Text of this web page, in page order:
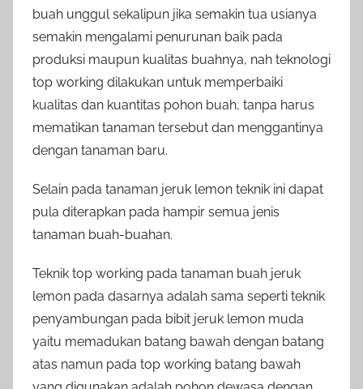
buah unggul sekalipun jika semakin tua usianya
semakin mengalami penurunan baik pada
produksi maupun kualitas buahnya, nah teknologi
top working dilakukan untuk memperbaiki
kualitas dan kuantitas pohon buah, tanpa harus
mematikan tanaman tersebut dan menggantinya
dengan tanaman baru.
Selain pada tanaman jeruk lemon teknik ini dapat
pula diterapkan pada hampir semua jenis
tanaman buah-buahan.
Teknik top working pada tanaman buah jeruk
lemon pada dasarnya adalah sama seperti teknik
penyambungan pada bibit jeruk lemon muda
yaitu memadukan batang bawah dengan batang
atas namun pada top working batang bawah